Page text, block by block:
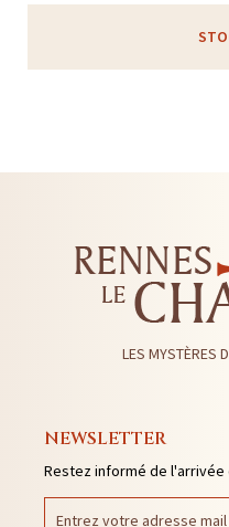
LES MYSTÈRES
NEWSLETTER
Restez informé de l'arrivée